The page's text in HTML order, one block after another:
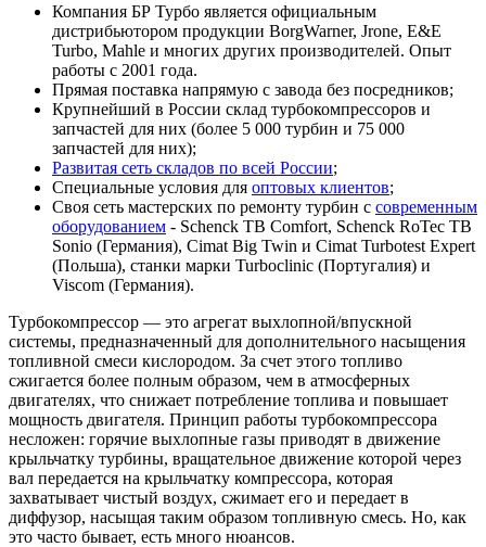
Компания БР Турбо является официальным
дистрибьютором продукции BorgWarner, Jrone, E&E
Turbo, Mahle и многих других производителей. Опыт
работы с 2001 года.
Прямая поставка напрямую с завода без посредников;
Крупнейший в России склад турбокомпрессоров и
запчастей для них (более 5 000 турбин и 75 000
запчастей для них);
Развитая сеть складов по всей России;
Специальные условия для оптовых клиентов;
Своя сеть мастерских по ремонту турбин с современным
оборудованием - Schenck TB Comfort, Schenck RoTec TB
Sonio (Германия), Cimat Big Twin и Cimat Turbotest Expert
(Польша), станки марки Turboclinic (Португалия) и
Viscom (Германия).
Турбокомпрессор — это агрегат выхлопной/впускной
системы, предназначенный для дополнительного насыщения
топливной смеси кислородом. За счет этого топливо
сжигается более полным образом, чем в атмосферных
двигателях, что снижает потребление топлива и повышает
мощность двигателя. Принцип работы турбокомпрессора
несложен: горячие выхлопные газы приводят в движение
крыльчатку турбины, вращательное движение которой через
вал передается на крыльчатку компрессора, которая
захватывает чистый воздух, сжимает его и передает в
диффузор, насыщая таким образом топливную смесь. Но, как
это часто бывает, есть много нюансов.